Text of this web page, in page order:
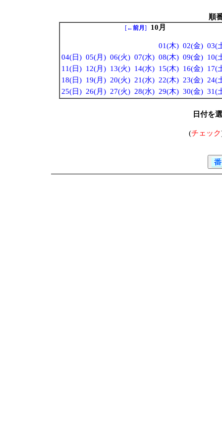
順
[←前月 ] 10月
01(木) 02(金) 03(
04(日) 05(月) 06(火) 07(水) 08(木) 09(金) 10(
11(日) 12(月) 13(火) 14(水) 15(木) 16(金) 17(
18(日) 19(月) 20(火) 21(水) 22(木) 23(金) 24(
25(日) 26(月) 27(火) 28(水) 29(木) 30(金) 31(
日付を
(チェック